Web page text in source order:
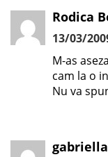
Rodica
13/03/
M-as
cam la o
Nu va
gabriella